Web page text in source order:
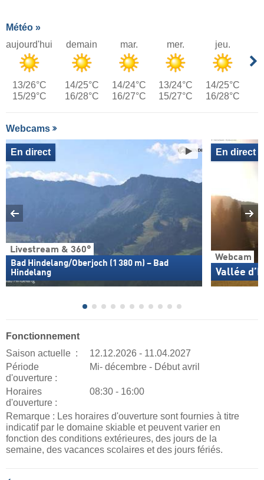
Météo »
aujourd'hui
13/26°C
15/29°C
demain
14/25°C
16/28°C
mar.
14/24°C
16/27°C
mer.
13/24°C
15/27°C
jeu.
14/25°C
16/28°C
Webcams
Livestream & 360°
Bad Hindelang/Oberjoch (1 380 m) – Bad
Hindelang
En direct
Webcam
Vallée
En direct
Fonctionnement
Saison actuelle :
12.12.2026 - 11.04.2027
Période
d'ouverture :
Mi- décembre - Début avril
Horaires
d'ouverture :
08:30 - 16:00
Remarque : Les horaires d'ouverture sont fournies à titre
indicatif par le domaine skiable et peuvent varier en
fonction des conditions extérieures, des jours de la
semaine, des vacances scolaires et des jours fériés.